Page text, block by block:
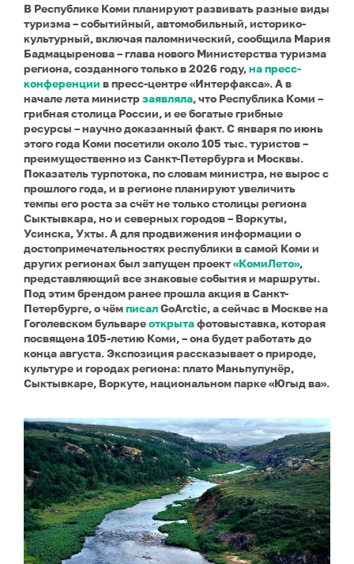
В Республике Коми планируют развивать разные виды
туризма – событийный, автомобильный, историко-
культурный, включая паломнический, сообщила Мария
Бадмацыренова – глава нового Министерства туризма
региона, созданного только в 2026 году,на пресс-
конференции в пресс-центре «Интерфакса». А в
начале лета министрзаявляла, что Республика Коми –
грибная столица России, и ее богатые грибные
ресурсы – научно доказанный факт. С января по июнь
этого года Коми посетили около 105 тыс. туристов –
преимущественно из Санкт-Петербурга и Москвы.
Показатель турпотока, по словам министра, не вырос с
прошлого года, и в регионе планируют увеличить
темпы его роста за счёт не только столицы региона
Сыктывкара, но и северных городов – Воркуты,
Усинска, Ухты. А для продвижения информации о
достопримечательностях республики в самой Коми и
других регионах был запущен проект«КомиЛето»,
представляющий все знаковые события и маршруты.
Под этим брендом ранее прошла акция в Санкт-
Петербурге, о чёмписалGoArctic, а сейчас в Москве на
Гоголевском бульвареоткрытафотовыставка, которая
посвящена 105-летию Коми, – она будет работать до
конца августа. Экспозиция рассказывает о природе,
культуре и городах региона: плато Маньпупунёр,
Сыктывкаре, Воркуте, национальном парке «Югыд ва».